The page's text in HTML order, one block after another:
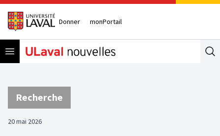
Donner monPortail
Open menu
Recherche
20 mai 2026